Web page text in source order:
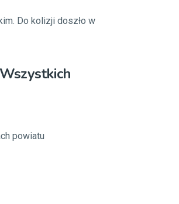
Do kolizji doszło w
powiatu